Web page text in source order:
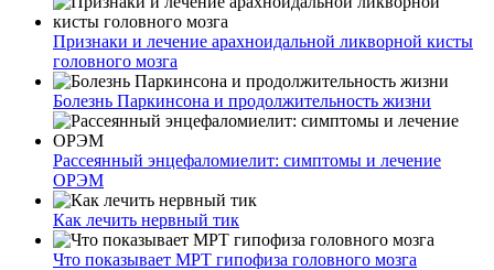
Признаки и лечение арахноидальной ликворной кисты
головного мозга
Болезнь Паркинсона и продолжительность жизни
Рассеянный энцефаломиелит: симптомы и лечение
ОРЭМ
Как лечить нервный тик
Что показывает МРТ гипофиза головного мозга